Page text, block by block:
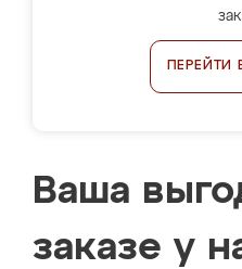
ПЕРЕЙТИ
Ваша
заказе у